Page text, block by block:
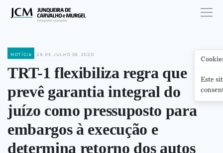
notícia 28 de julho de 2020
TRT-1 flexibiliza regra que
prevê garantia integral do
juízo como pressuposto para
embargos à execução e
determina retorno dos autos
Este